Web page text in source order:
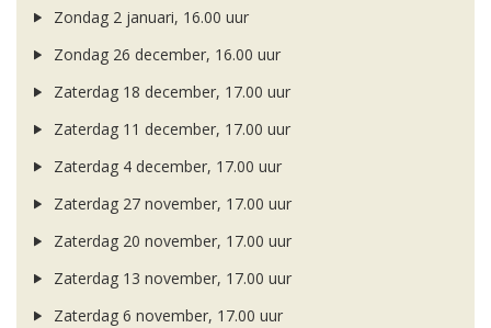
Zondag 2 januari, 16.00 uur
Zondag 26 december, 16.00 uur
Zaterdag 18 december, 17.00 uur
Zaterdag 11 december, 17.00 uur
Zaterdag 4 december, 17.00 uur
Zaterdag 27 november, 17.00 uur
Zaterdag 20 november, 17.00 uur
Zaterdag 13 november, 17.00 uur
Zaterdag 6 november, 17.00 uur